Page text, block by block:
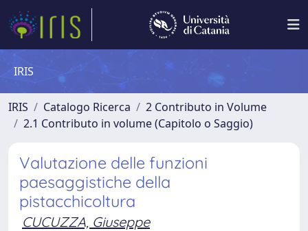
IRIS
IRIS Catalogo Ricerca
2 Contributo in Volume
2.1 Contributo in volume (Capitolo o Saggio)
Valutazione delle funzioni
paesaggistiche della
pistacchicoltura
CUCUZZA, Giuseppe